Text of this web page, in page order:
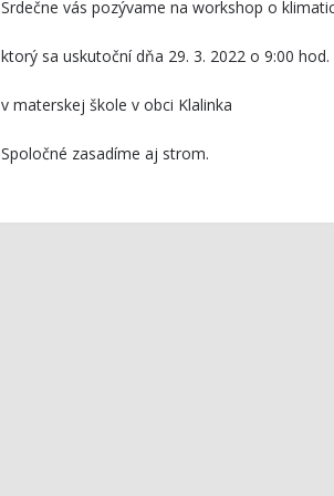
Srdečne vás pozývame na workshop o
ktorý sa uskutoční dňa 29. 3. 2022 o 9:00 hod.
v materskej škole v obci Klalinka
Spoločné zasadíme aj strom.